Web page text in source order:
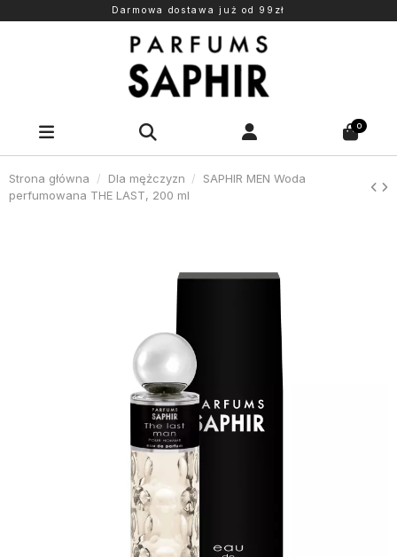
Darmowa dostawa już od 99zł
0
Strona główna Dla mężczyzn
SAPHIR MEN Woda
perfumowana THE LAST, 200 ml